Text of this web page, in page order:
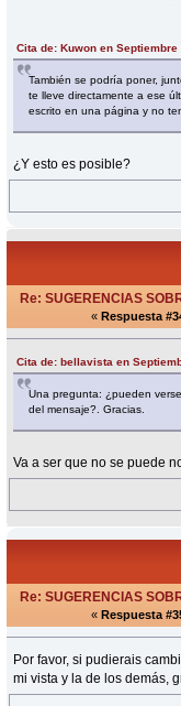
Cita de: Kuwon en
También se podría poner,
te lleve directamente a ese
escrito en una página y no
¿Y esto es posible?
Re: SUGERENCIAS
« Respuesta
Cita de: bellavista en
Una pregunta: ¿pueden
del mensaje?. Gracias.
Va a ser que no se puede
Re: SUGERENCIAS
« Respuesta
Por favor, si pudierais
mi vista y la de los demás,